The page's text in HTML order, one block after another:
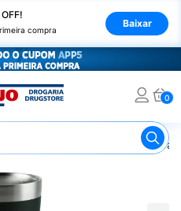
compra
Baixar
0
Recipientes para